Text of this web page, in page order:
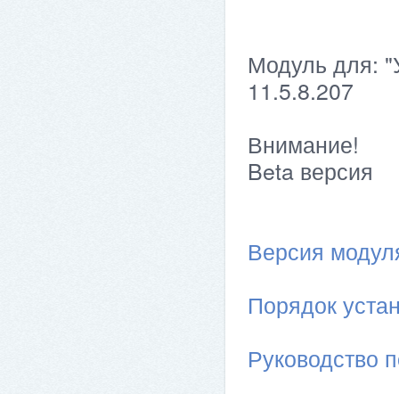
Модуль для:
11.5.8.207
Внимание!
Beta версия
Версия
Порядок
Руководство